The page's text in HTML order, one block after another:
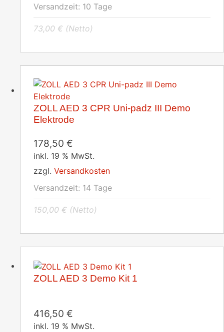
Versandzeit: 10 Tage
73,00 € (Netto)
ZOLL AED 3 CPR Uni-padz III Demo
Elektrode
178,50 €
inkl. 19 % MwSt.
zzgl. Versandkosten
Versandzeit: 14 Tage
150,00 € (Netto)
ZOLL AED 3 Demo Kit 1
416,50 €
inkl. 19 % MwSt.